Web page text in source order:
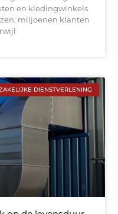
en kledingwinkels
miljoenen klanten
DIENSTVERLENING